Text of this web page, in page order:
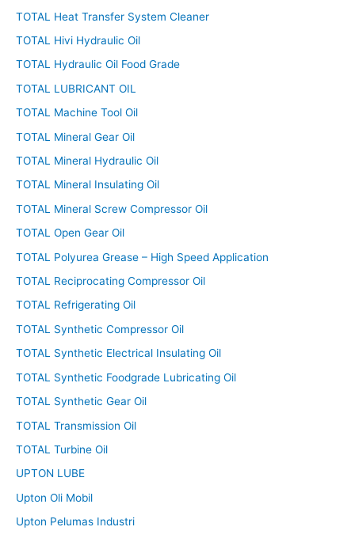
TOTAL Heat Transfer System Cleaner
TOTAL Hivi Hydraulic Oil
TOTAL Hydraulic Oil Food Grade
TOTAL LUBRICANT OIL
TOTAL Machine Tool Oil
TOTAL Mineral Gear Oil
TOTAL Mineral Hydraulic Oil
TOTAL Mineral Insulating Oil
TOTAL Mineral Screw Compressor Oil
TOTAL Open Gear Oil
TOTAL Polyurea Grease – High Speed Application
TOTAL Reciprocating Compressor Oil
TOTAL Refrigerating Oil
TOTAL Synthetic Compressor Oil
TOTAL Synthetic Electrical Insulating Oil
TOTAL Synthetic Foodgrade Lubricating Oil
TOTAL Synthetic Gear Oil
TOTAL Transmission Oil
TOTAL Turbine Oil
UPTON LUBE
Upton Oli Mobil
Upton Pelumas Industri